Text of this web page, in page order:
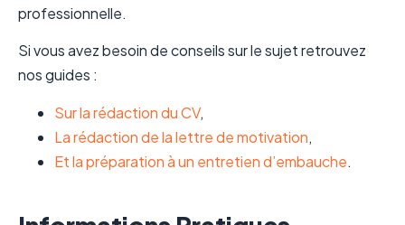
professionnelle.
Si vous avez besoin de conseils sur le sujet retrouvez
nos guides :
Sur la rédaction du CV,
La rédaction de la lettre de motivation,
Et la préparation à un entretien d’embauche.